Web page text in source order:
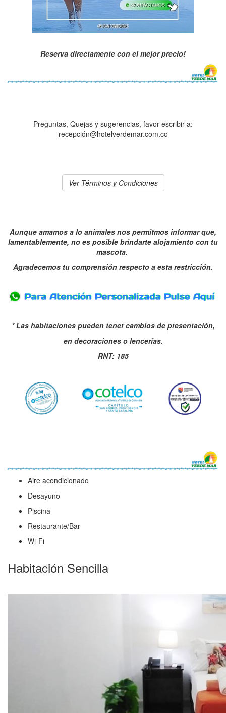
Reserva directamente con el mejor precio!
Preguntas, Quejas y sugerencias, favor escribir a:
recepción@hotelverdemar.com.co
Ver Términos y Condiciones
Aunque amamos a lo animales nos permitmos informar que,
lamentablemente, no es posible brindarte alojamiento con tu
mascota.
Agradecemos tu comprensión respecto a esta restricción.
* Las habitaciones pueden tener cambios de presentación,
en decoraciones o lencerías.
RNT: 185
Aire acondicionado
Desayuno
Piscina
Restaurante/Bar
Wi-Fi
Habitación Sencilla